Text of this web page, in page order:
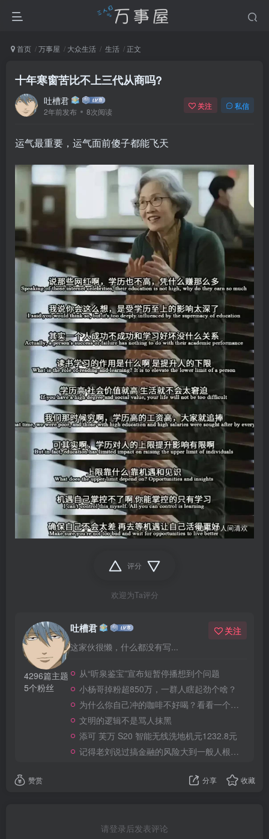
首页 万事屋 大众生活 生活 正文
十年寒窗苦比不上三代从商吗?
吐槽君
2年前发布 8次阅读
关注 私信
运气最重要，运气面前傻子都能飞天
评分
欢迎为Ta评分
4296篇主题
5个粉丝
吐槽君
这家伙很懒，什么都没有写...
关注
从“听泉鉴宝”宣布短暂停播想到个问题
小杨哥掉粉超850万，一群人瞎起劲个啥？
为什么你自己冲的咖啡不好喝？看看一个自媒体博主的分享
文明的逻辑不是骂人抹黑
添可 芙万 S20 智能无线洗地机元1232.8元
记得老刘说过搞金融的风险大到一般人根本承受不起
赞赏 分享 收藏
请登录后发表评论